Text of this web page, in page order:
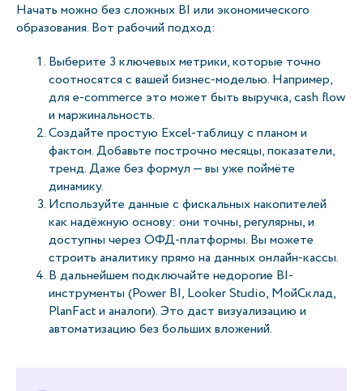
Начать можно без сложных BI или экономического
образования. Вот рабочий подход:
Выберите 3 ключевых метрики, которые точно
соотносятся с вашей бизнес-моделью. Например,
для e-commerce это может быть выручка, cash flow
и маржинальность.
Создайте простую Excel-таблицу с планом и
фактом. Добавьте построчно месяцы, показатели,
тренд. Даже без формул — вы уже поймёте
динамику.
Используйте данные с фискальных накопителей
как надёжную основу: они точны, регулярны, и
доступны через ОФД-платформы. Вы можете
строить аналитику прямо на данных онлайн-кассы.
В дальнейшем подключайте недорогие BI-
инструменты (Power BI, Looker Studio, МойСклад,
PlanFact и аналоги). Это даст визуализацию и
автоматизацию без больших вложений.